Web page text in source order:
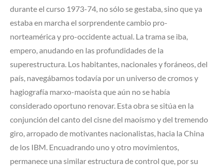
durante el curso 1973-74, no sólo se gestaba, sino que ya
estaba en marcha el sorprendente cambio pro-
norteamérica y pro-occidente actual. La trama se iba,
empero, anudando en las profundidades de la
superestructura. Los habitantes, nacionales y foráneos, del
país, navegábamos todavía por un universo de cromos y
hagiografía marxo-maoísta que aún no se había
considerado oportuno renovar. Esta obra se sitúa en la
conjunción del canto del cisne del maoísmo y del tremendo
giro, arropado de motivantes nacionalistas, hacia la China
de los IBM. Encuadrando uno y otro movimientos,
permanece una similar estructura de control que, por su